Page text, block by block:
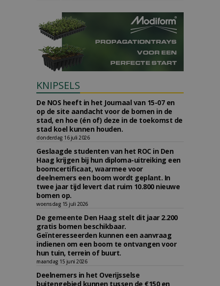
KNIPSELS
De NOS heeft in het Journaal van 15-07 en
op de site aandacht voor de bomen in de
stad, en hoe (én of) deze in de toekomst de
stad koel kunnen houden.
donderdag 16 juli 2026
Geslaagde studenten van het ROC in Den
Haag krijgen bij hun diploma-uitreiking een
boomcertificaat, waarmee voor
deelnemers een boom wordt geplant. In
twee jaar tijd levert dat ruim 10.800 nieuwe
bomen op.
woensdag 15 juli 2026
De gemeente Den Haag stelt dit jaar 2.200
gratis bomen beschikbaar.
Geïnteresseerden kunnen een aanvraag
indienen om een boom te ontvangen voor
hun tuin, terrein of buurt.
maandag 15 juni 2026
Deelnemers in het Overijsselse
buitengebied kunnen tussen de €150 en